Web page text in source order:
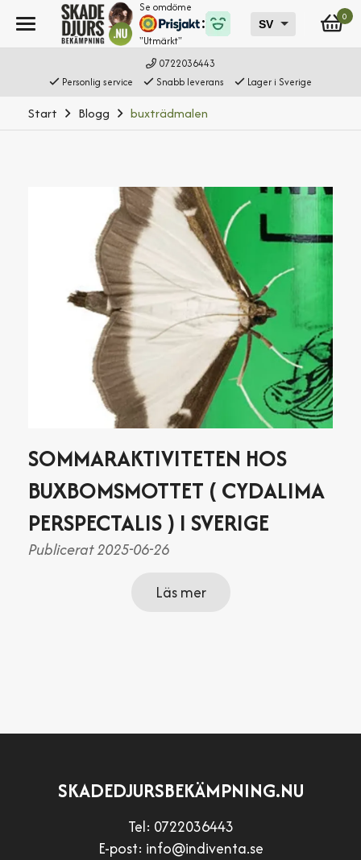
0722036443
Personlig service
Snabb leverans Lager i Sverige
Start Blogg buxträdmalen
SOMMARAKTIVITETEN HOS
BUXBOMSMOTTET ( CYDALIMA
PERSPECTALIS ) I SVERIGE
Publicerat 2025-06-26
Läs mer
SKADEDJURSBEKÄMPNING.NU
Tel: 0722036443
E-post: info@indiventa.se
Se omdöme
"Utmärkt"
0